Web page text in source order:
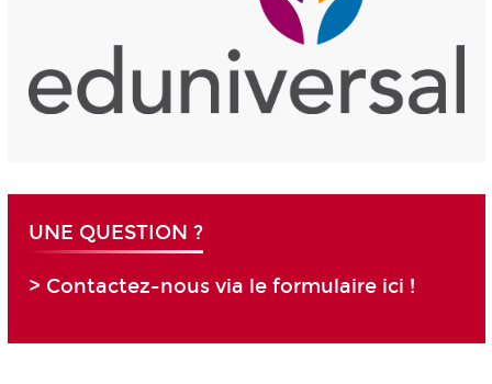
UNE QUESTION ?
> Contactez-nous via le formulaire ici !